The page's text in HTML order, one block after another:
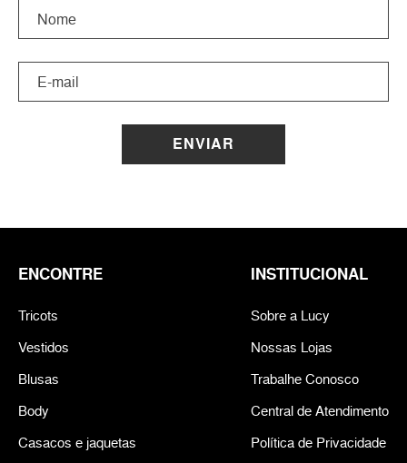
ENVIAR
ENCONTRE
Tricots
Vestidos
Blusas
Body
Casacos e jaquetas
INSTITUCIONAL
Sobre a Lucy
Nossas Lojas
Trabalhe Conosco
Central de Atendimento
Política de Privacidade